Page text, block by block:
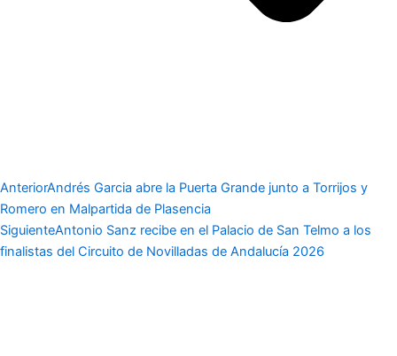
AnteriorAndrés Garcia abre la Puerta Grande junto a Torrijos y
Romero en Malpartida de Plasencia
SiguienteAntonio Sanz recibe en el Palacio de San Telmo a los
finalistas del Circuito de Novilladas de Andalucía 2026